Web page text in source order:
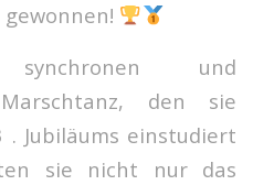
und
den sie
. Jubiläums einstudiert
sie nicht nur das